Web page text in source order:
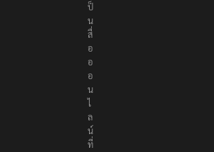
ป็
น
สื่
อ
อ
อ
น
ไ
ล
น์
ที่